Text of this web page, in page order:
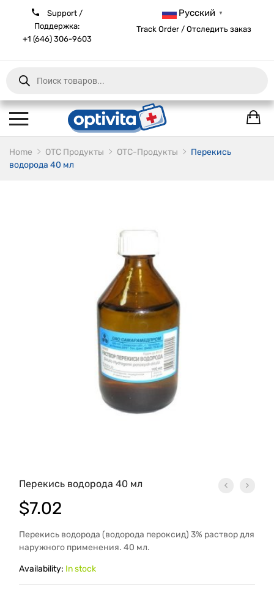
Support /
Поддержка:
+1 (646) 306-9603
Русский ▼
Track Order / Отследить заказ
Products
search
Home ОТС Продукты OTC-Продукты
Перекись
водорода 40 мл
Перекись водорода 40 мл
$7.02
Перекись водорода (водорода пероксид) 3% раствор для
наружного применения. 40 мл.
Availability: In stock